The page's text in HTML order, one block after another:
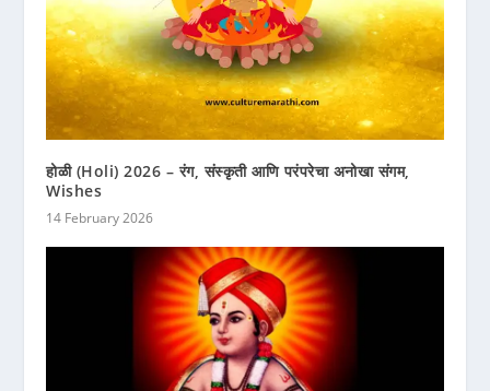
होळी (Holi) 2026 – रंग, संस्कृती आणि परंपरेचा अनोखा संगम,
Wishes
14 February 2026